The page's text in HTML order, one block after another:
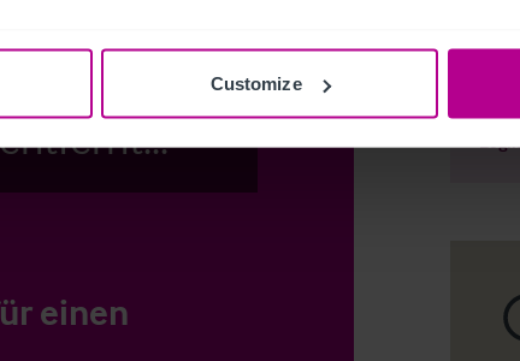
Customize
von den
einen